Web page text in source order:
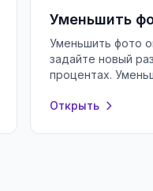
Уменьшить
Уменьшить фото
задайте новый
процентах.
регистрации.
Открыть